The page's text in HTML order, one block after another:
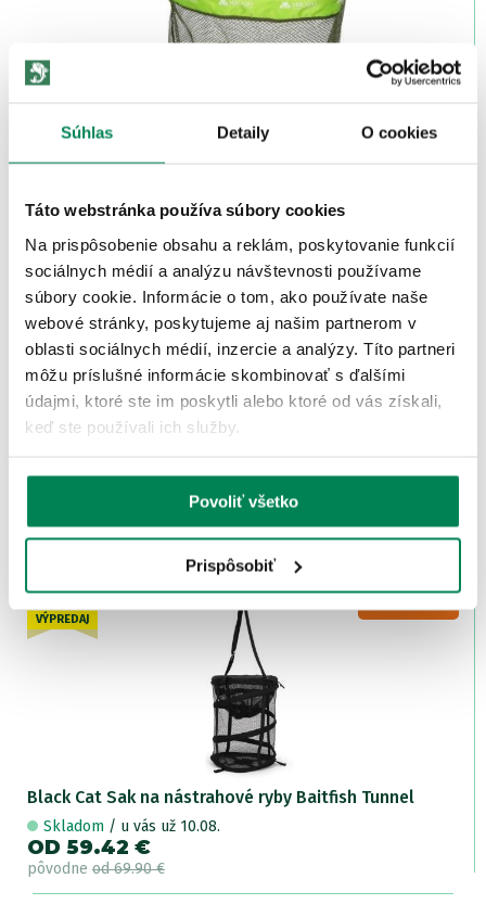
Súhlas Detaily O cookies
Táto webstránka používa súbory cookies
Na prispôsobenie obsahu a reklám, poskytovanie funkcií
sociálnych médií a analýzu návštevnosti používame
súbory cookie. Informácie o tom, ako používate naše
webové stránky, poskytujeme aj našim partnerom v
oblasti sociálnych médií, inzercie a analýzy. Títo partneri
môžu príslušné informácie skombinovať s ďalšími
údajmi, ktoré ste im poskytli alebo ktoré od vás získali,
keď ste používali ich služby.
Povoliť všetko
Prispôsobiť
Mikado Podberáková hlavica Landing Net Head Soft
Mesh Foldable
OD 18.70 €
VÝPREDAJ
2 varianty
Fencl Podberák MAX
/ u vás už 10.08.
OD 186.15 €
VÝPREDAJ
Black Cat Sak na nástrahové ryby Baitfish Tunnel
Skladom / u vás už 10.08.
OD 59.42 €
pôvodne od 69.90 €